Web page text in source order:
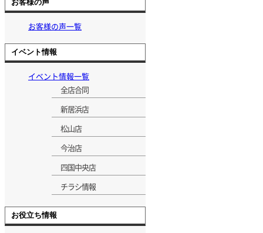
お客様の声
お客様の声一覧
イベント情報
イベント情報一覧
全店合同
新居浜店
松山店
今治店
四国中央店
チラシ情報
お役立ち情報